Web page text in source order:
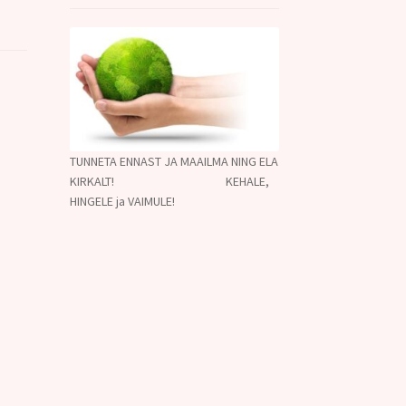
TUNNETA ENNAST JA MAAILMA NING ELA
KIRKALT! KEHALE,
HINGELE ja VAIMULE!